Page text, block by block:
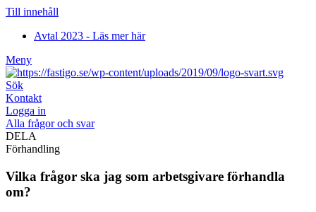
Till innehåll
Avtal 2023 - Läs mer här
Meny
Sök
Kontakt
Logga in
Alla frågor och svar
DELA
Förhandling
Vilka frågor ska jag som arbetsgivare förhandla
om?